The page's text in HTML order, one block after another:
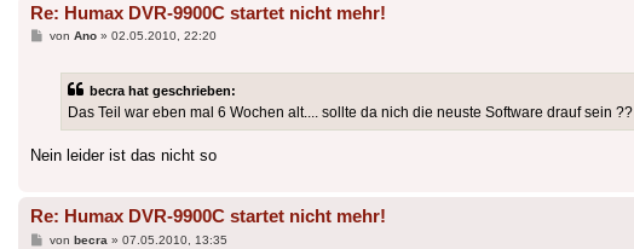
Re: Humax DVR-9900C startet nicht mehr!
Beitrag
von Ano» 02.05.2010, 22:20
becra hat geschrieben:
Das Teil war eben mal 6 Wochen alt.... sollte da nich die neuste Software drauf sein ??
Nein leider ist das nicht so
Re: Humax DVR-9900C startet nicht mehr!
Beitrag
von becra » 07.05.2010, 13:35